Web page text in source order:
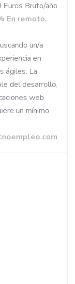
Bruto/año
En remoto,
un/a
en
ágiles. La
del desarrollo,
web
un mínimo